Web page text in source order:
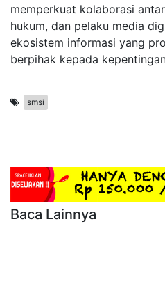
memperkuat kolaborasi
hukum, dan pelaku media
ekosistem informasi yang
berpihak kepada
smsi
Baca Lainnya